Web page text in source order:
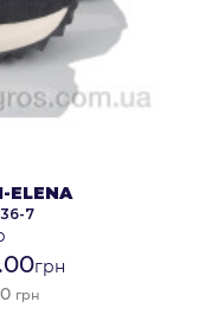
ELENA
7
грн
грн